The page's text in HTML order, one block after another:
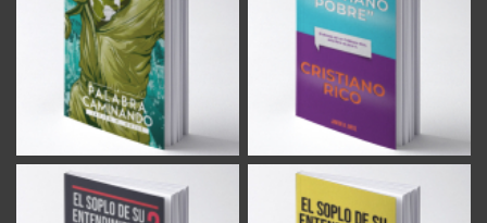
See full project